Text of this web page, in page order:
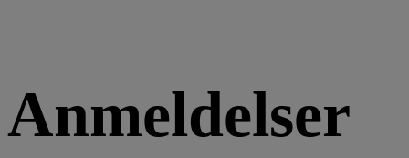
Anmeldelser